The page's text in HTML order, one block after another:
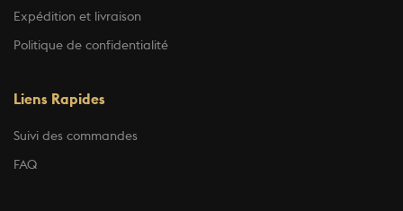
Expédition et livraison
Politique de confidentialité
Liens Rapides
Suivi des commandes
FAQ